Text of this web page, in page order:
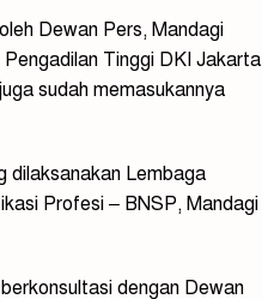
Dewan Pers, Mandagi
Tinggi DKI Jakarta
sudah memasukannya
dilaksanakan Lembaga
Profesi – BNSP, Mandagi
dengan Dewan